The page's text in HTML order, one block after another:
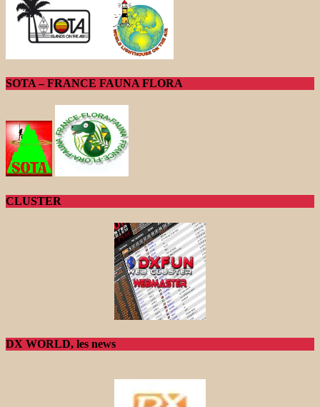
SOTA – FRANCE FAUNA FLORA
CLUSTER
DX WORLD, les news